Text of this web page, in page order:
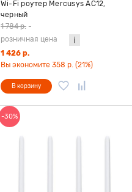
Wi-Fi роутер Mercusys AC12,
черный
1 784 р. -
розничная цена
1 426 р.
Вы экономите 358 р. (21%)
В корзину
-30%